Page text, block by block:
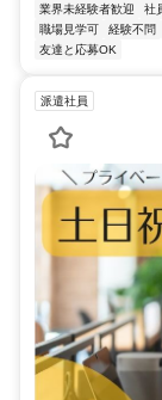
業界未経験者歓迎 社
職場見学可
経験不問
友達と応募OK
派遣社員